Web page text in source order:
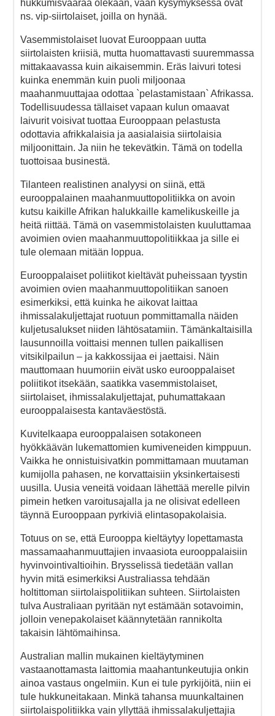
hukkumisvaaraa olekaan, vaan kysymyksessä ovat
ns. vip-siirtolaiset, joilla on hynää.
Vasemmistolaiset luovat Eurooppaan uutta
siirtolaisten kriisiä, mutta huomattavasti suuremmassa
mittakaavassa kuin aikaisemmin. Eräs laivuri totesi
kuinka enemmän kuin puoli miljoonaa
maahanmuuttajaa odottaa `pelastamistaan` Afrikassa.
Todellisuudessa tällaiset vapaan kulun omaavat
laivurit voisivat tuottaa Eurooppaan pelastusta
odottavia afrikkalaisia ja aasialaisia siirtolaisia
miljoonittain. Ja niin he tekevätkin. Tämä on todella
tuottoisaa businestä.
Tilanteen realistinen analyysi on siinä, että
eurooppalainen maahanmuuttopolitiikka on avoin
kutsu kaikille Afrikan halukkaille kamelikuskeille ja
heitä riittää. Tämä on vasemmistolaisten kuuluttamaa
avoimien ovien maahanmuuttopolitiikkaa ja sille ei
tule olemaan mitään loppua.
Eurooppalaiset poliitikot kieltävät puheissaan tyystin
avoimien ovien maahanmuuttopolitiikan sanoen
esimerkiksi, että kuinka he aikovat laittaa
ihmissalakuljettajat ruotuun pommittamalla näiden
kuljetusalukset niiden lähtösatamiin. Tämänkaltaisilla
lausunnoilla voittaisi mennen tullen paikallisen
vitsikilpailun – ja kakkossijaa ei jaettaisi. Näin
mauttomaan huumoriin eivät usko eurooppalaiset
poliitikot itsekään, saatikka vasemmistolaiset,
siirtolaiset, ihmissalakuljettajat, puhumattakaan
eurooppalaisesta kantaväestöstä.
Kuvitelkaapa eurooppalaisen sotakoneen
hyökkäävän lukemattomien kumiveneiden kimppuun.
Vaikka he onnistuisivatkin pommittamaan muutaman
kumijolla pahasen, ne korvattaisiin yksinkertaisesti
uusilla. Uusia veneitä voidaan lähettää merelle pilvin
pimein hetken varoitusajalla ja ne olisivat edelleen
täynnä Eurooppaan pyrkiviä elintasopakolaisia.
Totuus on se, että Eurooppa kieltäytyy lopettamasta
massamaahanmuuttajien invaasiota eurooppalaisiin
hyvinvointivaltioihin. Brysselissä tiedetään vallan
hyvin mitä esimerkiksi Australiassa tehdään
holtittoman siirtolaispolitiikan suhteen. Siirtolaisten
tulva Australiaan pyritään nyt estämään sotavoimin,
jolloin venepakolaiset käännytetään rannikolta
takaisin lähtömaihinsa.
Australian mallin mukainen kieltäytyminen
vastaanottamasta laittomia maahantunkeutujia onkin
ainoa vastaus ongelmiin. Kun ei tule pyrkijöitä, niin ei
tule hukkuneitakaan. Minkä tahansa muunkaltainen
siirtolaispolitiikka vain yllyttää ihmissalakuljettajia